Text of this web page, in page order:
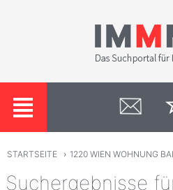
STARTSEITE › 1220 WIEN WOHNUNG
Suchergebnisse